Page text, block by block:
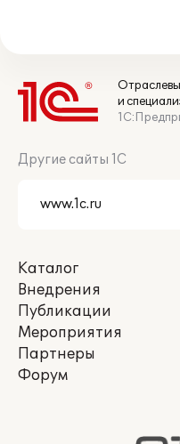
и
Другие сайты 1С
Каталог
Внедрения
Публикации
Мероприятия
Партнеры
Форум